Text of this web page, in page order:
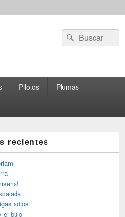
Buscar
por:
Buscar
Pilotos Plumas
recientes
adiós
el bulo